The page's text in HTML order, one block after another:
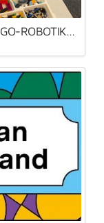
ERFOLGREICHE TESTPHASE DER LEGO-ROBOTIK-AG